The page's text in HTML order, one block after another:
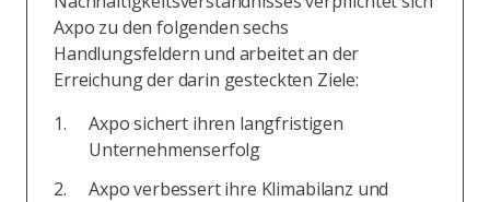
Axpo zu den folgenden sechs
Handlungsfeldern und arbeitet an der
Erreichung der darin gesteckten Ziele:
Axpo sichert ihren langfristigen
Unternehmenserfolg
Axpo verbessert ihre Klimabilanz und